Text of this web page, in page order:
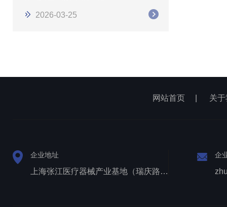
2026-03-25
网站首页 关
企业地址
上海张江医疗器械产业基地（瑞庆路528号）
企